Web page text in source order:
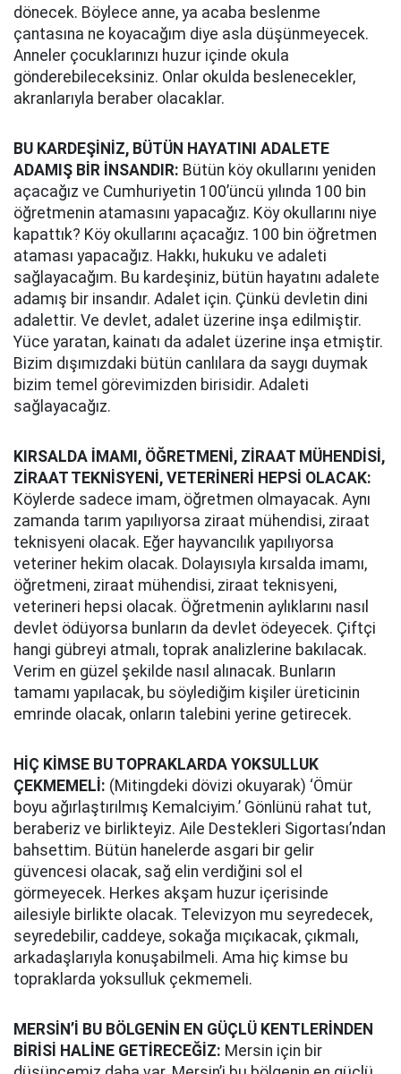
dönecek. Böylece anne, ya acaba beslenme
çantasına ne koyacağım diye asla düşünmeyecek.
Anneler çocuklarınızı huzur içinde okula
gönderebileceksiniz. Onlar okulda beslenecekler,
akranlarıyla beraber olacaklar.
BU KARDEŞİNİZ, BÜTÜN HAYATINI ADALETE
ADAMIŞ BİR İNSANDIR: Bütün köy okullarını yeniden
açacağız ve Cumhuriyetin 100’üncü yılında 100 bin
öğretmenin atamasını yapacağız. Köy okullarını niye
kapattık? Köy okullarını açacağız. 100 bin öğretmen
ataması yapacağız. Hakkı, hukuku ve adaleti
sağlayacağım. Bu kardeşiniz, bütün hayatını adalete
adamış bir insandır. Adalet için. Çünkü devletin dini
adalettir. Ve devlet, adalet üzerine inşa edilmiştir.
Yüce yaratan, kainatı da adalet üzerine inşa etmiştir.
Bizim dışımızdaki bütün canlılara da saygı duymak
bizim temel görevimizden birisidir. Adaleti
sağlayacağız.
KIRSALDA İMAMI, ÖĞRETMENİ, ZİRAAT MÜHENDİSİ,
ZİRAAT TEKNİSYENİ, VETERİNERİ HEPSİ OLACAK:
Köylerde sadece imam, öğretmen olmayacak. Aynı
zamanda tarım yapılıyorsa ziraat mühendisi, ziraat
teknisyeni olacak. Eğer hayvancılık yapılıyorsa
veteriner hekim olacak. Dolayısıyla kırsalda imamı,
öğretmeni, ziraat mühendisi, ziraat teknisyeni,
veterineri hepsi olacak. Öğretmenin aylıklarını nasıl
devlet ödüyorsa bunların da devlet ödeyecek. Çiftçi
hangi gübreyi atmalı, toprak analizlerine bakılacak.
Verim en güzel şekilde nasıl alınacak. Bunların
tamamı yapılacak, bu söylediğim kişiler üreticinin
emrinde olacak, onların talebini yerine getirecek.
HİÇ KİMSE BU TOPRAKLARDA YOKSULLUK
ÇEKMEMELİ: (Mitingdeki dövizi okuyarak) ‘Ömür
boyu ağırlaştırılmış Kemalciyim.’ Gönlünü rahat tut,
beraberiz ve birlikteyiz. Aile Destekleri Sigortası’ndan
bahsettim. Bütün hanelerde asgari bir gelir
güvencesi olacak, sağ elin verdiğini sol el
görmeyecek. Herkes akşam huzur içerisinde
ailesiyle birlikte olacak. Televizyon mu seyredecek,
seyredebilir, caddeye, sokağa mıçıkacak, çıkmalı,
arkadaşlarıyla konuşabilmeli. Ama hiç kimse bu
topraklarda yoksulluk çekmemeli.
MERSİN’İ BU BÖLGENİN EN GÜÇLÜ KENTLERİNDEN
BİRİSİ HALİNE GETİRECEĞİZ: Mersin için bir